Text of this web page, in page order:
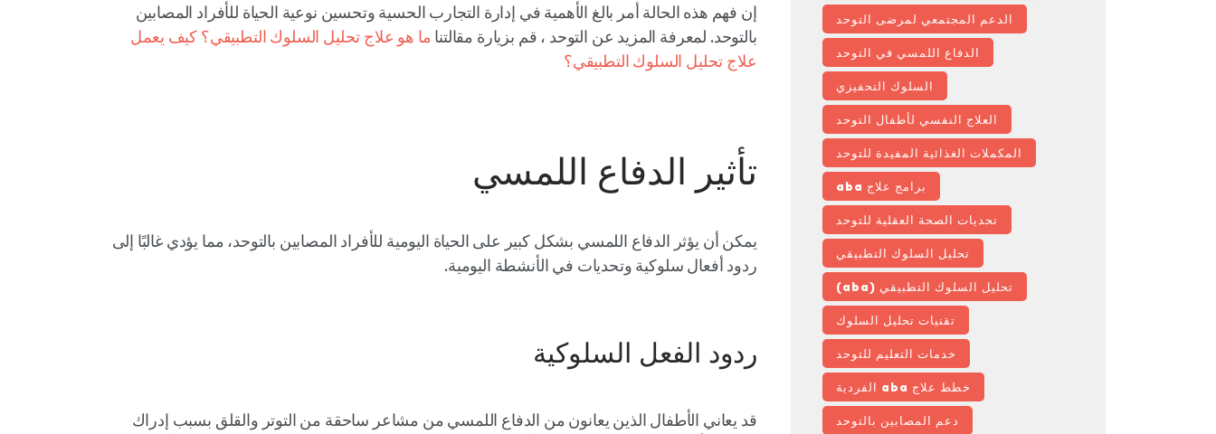
إن فهم هذه الحالة أمر بالغ الأهمية في إدارة التجارب الحسية وتحسين نوعية الحياة للأفراد المصابين
بالتوحد. لمعرفة المزيد عن التوحد ، قم بزيارة مقالتنا ما هو علاج تحليل السلوك التطبيقي؟ كيف يعمل
علاج تحليل السلوك التطبيقي؟
تأثير الدفاع اللمسي
يمكن أن يؤثر الدفاع اللمسي بشكل كبير على الحياة اليومية للأفراد المصابين بالتوحد، مما يؤدي غالبًا إلى
ردود أفعال سلوكية وتحديات في الأنشطة اليومية.
ردود الفعل السلوكية
قد يعاني الأطفال الذين يعانون من الدفاع اللمسي من مشاعر ساحقة من التوتر والقلق بسبب إدراك
الدعم المجتمعي لمرضى التوحد
الدفاع اللمسي في التوحد
السلوك التحفيزي
العلاج النفسي لأطفال التوحد
المكملات الغذائية المفيدة للتوحد
برامج علاج aba
تحديات الصحة العقلية للتوحد
تحليل السلوك التطبيقي
تحليل السلوك التطبيقي (aba)
تقنيات تحليل السلوك
خدمات التعليم للتوحد
خطط علاج aba الفردية
دعم المصابين بالتوحد